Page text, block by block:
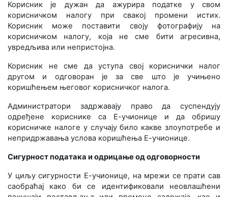
Корисник је дужан да ажурира податке у свом
корисничком налогу при свакој промени истих.
Корисник може поставити своју фотографију на
корисничком налогу, која не сме бити агресивна,
увредљива или непристојна.
Корисник не сме да уступа свој кориснички налог
другом и одговоран је за све што је учињено
коришћењем његовог корисничког налога.
Администратори задржавају право да суспендују
одређене кориснике са Е-учионице и да обришу
корисничке налоге у случају било какве злоупотребе и
непридржавања услова коришћења Е-учионице.
Сигурност података и одрицање од одговорности
У циљу сигурности Е-учионице, на мрежи се прати сав
саобраћај како би се идентификовали неовлашћени